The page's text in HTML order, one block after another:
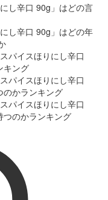
し辛口 90g」はどの言
し辛口 90g」はどの年
パイスほりにし辛口
キング
パイスほりにし辛口
のかランキング
パイスほりにし辛口
のかランキング